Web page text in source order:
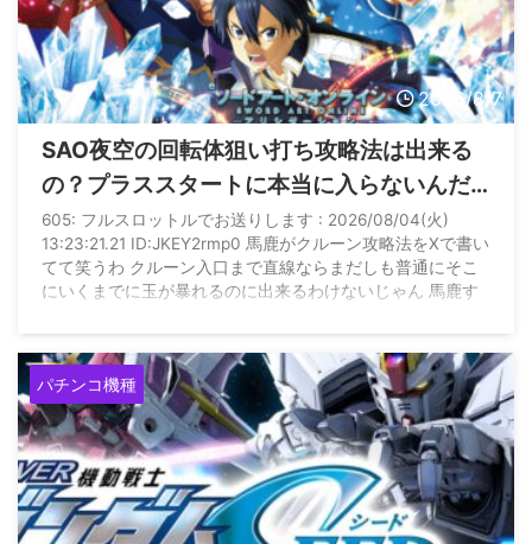
2026/8/7
SAO夜空の回転体狙い打ち攻略法は出来る
の？プラススタートに本当に入らないんだ
が
605: フルスロットルでお送りします : 2026/08/04(火)
13:23:21.21 ID:JKEY2rmp0 馬鹿がクルーン攻略法をXで書い
てて笑うわ クルーン入口まで直線ならまだしも普通にそこ
にいくまでに玉が暴れるのに出来るわけないじゃん 馬鹿す
パチンコ機種